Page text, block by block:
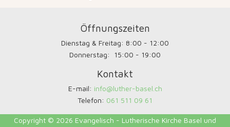
Öffnungszeiten
Dienstag & Freitag: 8:00 - 12:00
Donnerstag: 15:00 - 19:00
Kontakt
E-mail: info@luther-basel.ch
Telefon: 061 511 09 61
Copyright © 2026 Evangelisch - Lutherische Kirche Basel und